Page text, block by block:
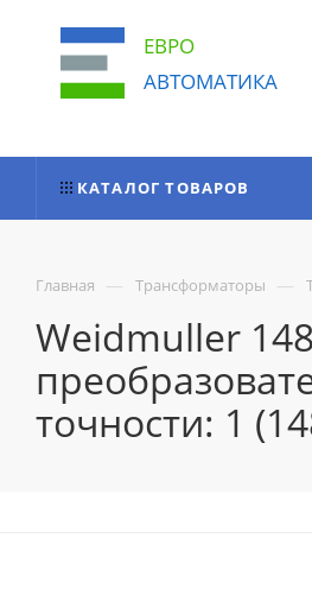
ЕВРО
АВТОМАТИКА
КАТАЛОГ ТОВАРОВ
Главная — Трансформаторы —
Weidmuller
точности: 1